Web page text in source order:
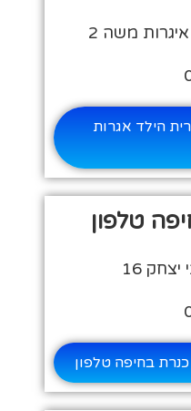
משה 2
הילד אגרות
טלפון
16
בחיפה טלפון